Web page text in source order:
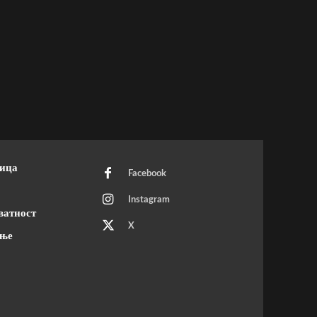
Facebook
Instagram
X